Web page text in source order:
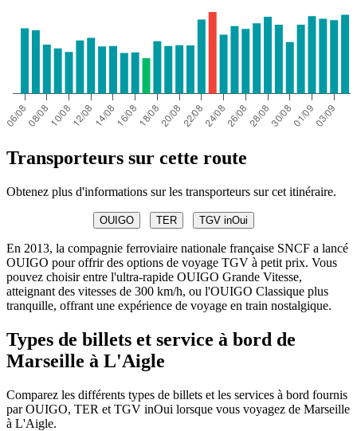
Transporteurs sur cette route
Obtenez plus d'informations sur les transporteurs sur cet itinéraire.
OUIGO TER TGV inOui
En 2013, la compagnie ferroviaire nationale française SNCF a lancé
OUIGO pour offrir des options de voyage TGV à petit prix. Vous
pouvez choisir entre l'ultra-rapide OUIGO Grande Vitesse,
atteignant des vitesses de 300 km/h, ou l'OUIGO Classique plus
tranquille, offrant une expérience de voyage en train nostalgique.
Types de billets et service à bord de
Marseille à L'Aigle
Comparez les différents types de billets et les services à bord fournis
par OUIGO, TER et TGV inOui lorsque vous voyagez de Marseille
à L'Aigle.